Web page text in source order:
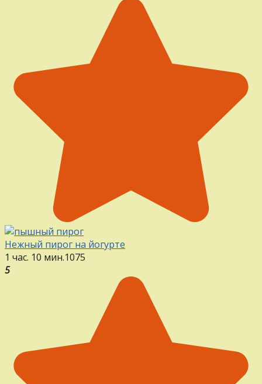
Нежный пирог на йогурте
1 час. 10 мин.1075
5